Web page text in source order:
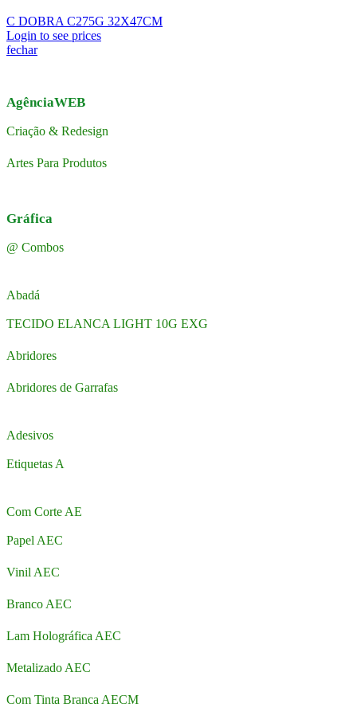
C DOBRA C275G 32X47CM
Login to see prices
fechar
AgênciaWEB
Criação & Redesign
Artes Para Produtos
Gráfica
@ Combos
Abadá
TECIDO ELANCA LIGHT 10G EXG
Abridores
Abridores de Garrafas
Adesivos
Etiquetas A
Com Corte AE
Papel AEC
Vinil AEC
Branco AEC
Lam Holográfica AEC
Metalizado AEC
Com Tinta Branca AECM